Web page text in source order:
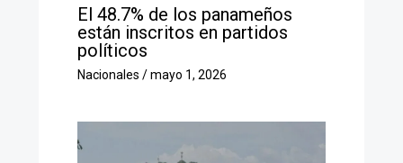
El 48.7% de los panameños
están inscritos en partidos
políticos
Nacionales /mayo 1, 2026